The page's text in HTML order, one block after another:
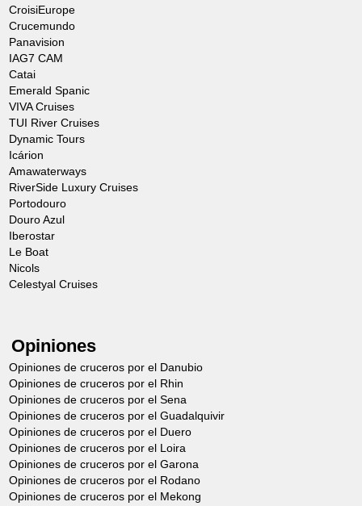
CroisiEurope
Crucemundo
Panavision
IAG7 CAM
Catai
Emerald Spanic
VIVA Cruises
TUI River Cruises
Dynamic Tours
Icárion
Amawaterways
RiverSide Luxury Cruises
Portodouro
Douro Azul
Iberostar
Le Boat
Nicols
Celestyal Cruises
Opiniones
Opiniones de cruceros por el Danubio
Opiniones de cruceros por el Rhin
Opiniones de cruceros por el Sena
Opiniones de cruceros por el Guadalquivir
Opiniones de cruceros por el Duero
Opiniones de cruceros por el Loira
Opiniones de cruceros por el Garona
Opiniones de cruceros por el Rodano
Opiniones de cruceros por el Mekong